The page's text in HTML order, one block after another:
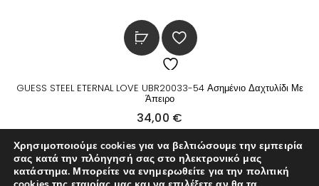
GUESS STEEL ETERNAL LOVE UBR20033-54 Ασημένιο Δαχτυλίδι Με
Άπειρο
34,00 €
Χρησιμοποιούμε cookies για να βελτιώσουμε την εμπειρία
σας κατά την πλόηγησή σας στο ηλεκτρονικό μας
κατάστημα. Μπορείτε να ενημερωθείτε για την πολιτική